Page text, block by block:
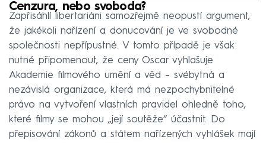
Cenzura, nebo svoboda?
Zapřisáhlí libertariáni samozřejmě neopustí argument,
že jakékoli nařízení a donucování je ve svobodné
společnosti nepřípustné. V tomto případě je však
nutné připomenout, že ceny Oscar vyhlašuje
Akademie filmového umění a věd – svébytná a
nezávislá organizace, která má nezpochybnitelné
právo na vytvoření vlastních pravidel ohledně toho,
které filmy se mohou „její soutěže“ účastnit. Do
přepisování zákonů a státem nařízených vyhlášek mají